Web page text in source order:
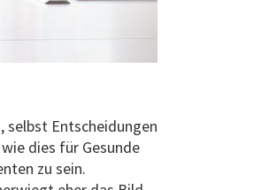
selbst Entscheidungen
dies für Gesunde
zu sein.